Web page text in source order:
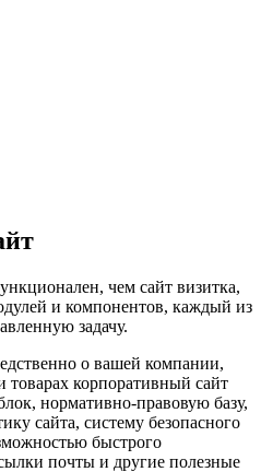
чем сайт визитка,
и компонентов, каждый из
задачу.
о вашей компании,
товарах корпоративный сайт
нормативно-правовую базу,
сайта, систему безопасного
быстрого
почты и другие полезные